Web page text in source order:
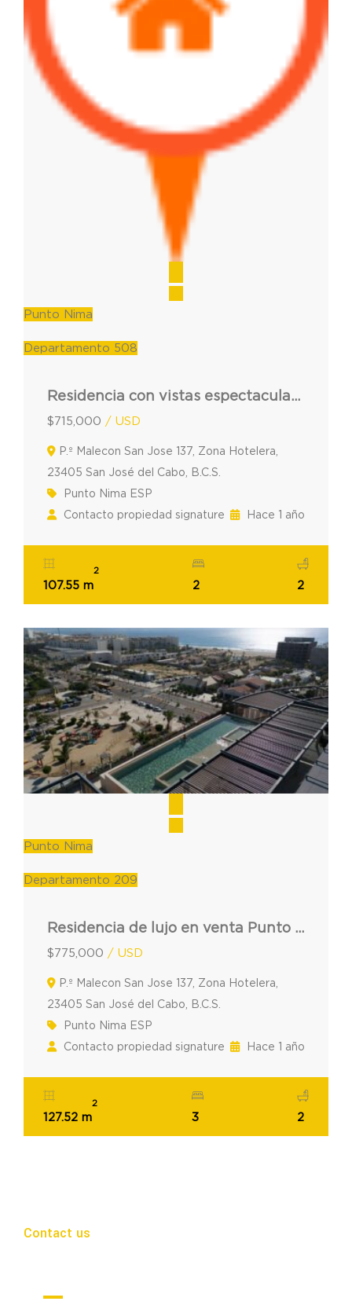
Punto Nima
Departamento 508
Residencia con vistas espectaculares Punto Nima 508 en Los Cabos
$715,000 / USD
P.º Malecon San Jose 137, Zona Hotelera,
23405 San José del Cabo, B.C.S.
Punto Nima ESP
Contacto propiedad signature
Hace 1 año
107.55 m
2
2 2
Punto Nima
Departamento 209
Residencia de lujo en venta Punto Nima 209 en los Cabos
$775,000 / USD
P.º Malecon San Jose 137, Zona Hotelera,
23405 San José del Cabo, B.C.S.
Punto Nima ESP
Contacto propiedad signature
Hace 1 año
127.52 m
2
3 2
Contact us